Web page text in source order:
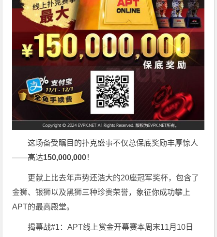
这场备受瞩目的扑克盛事不仅总保底奖励丰厚惊人
——高达150,000,000！
更献上比去年声势还浩大的20座冠军奖杯，包含了
金狮、银狮以及黑狮三种珍贵荣誉，象征你成功攀上
APT的最高殿堂。
揭幕战#1：APT线上赏金开幕赛本周末11月10日